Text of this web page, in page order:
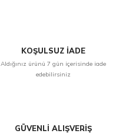
KOŞULSUZ İADE
Aldığınız ürünü 7 gün içerisinde iade
edebilirsiniz
GÜVENLİ ALIŞVERİŞ